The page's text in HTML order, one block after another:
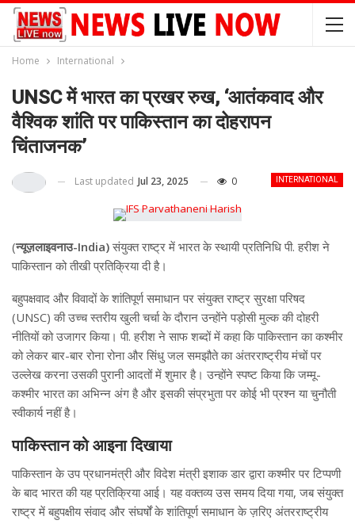
Home International
UNSC में भारत का प्रखर रुख, ‘आतंकवाद और
वैश्विक शांति पर पाकिस्तान का दोहरापन
चिंताजनक’
INTERNATIONAL
Last updated Jul 23, 2025 0
(न्यूज़लाइवनाउ-India)संयुक्त राष्ट्र में भारत के स्थायी प्रतिनिधि पी. हरीश ने
पाकिस्तान को तीखी प्रतिक्रिया दी है।
बहुपक्षवाद और विवादों के शांतिपूर्ण समाधान पर संयुक्त राष्ट्र सुरक्षा परिषद
(UNSC) की उच्च स्तरीय खुली चर्चा के दौरान उन्होंने पड़ोसी मुल्क की दोहरी
नीतियों को उजागर किया। पी. हरीश ने साफ शब्दों में कहा कि पाकिस्तान का कश्मीर
को लेकर बार-बार रोना रोना और सिंधु जल समझौते का अंतरराष्ट्रीय मंचों पर
उल्लेख करना उसकी पुरानी आदतों में शुमार है। उन्होंने स्पष्ट किया कि जम्मू-
कश्मीर भारत का अभिन्न अंग है और इसकी संप्रभुता पर कोई भी प्रश्न या चुनौती
स्वीकार्य नहीं है।
पाकिस्तान को आइना दिखाया
पाकिस्तान के उप प्रधानमंत्री और विदेश मंत्री इशाक डार द्वारा कश्मीर पर टिप्पणी
के बाद भारत की यह प्रतिक्रिया आई। यह वक्तव्य उस समय दिया गया, जब संयुक्त
राष्ट्र में बहुपक्षीय संवाद और संघर्षों के शांतिपूर्ण समाधान के ज़रिए अंतरराष्ट्रीय